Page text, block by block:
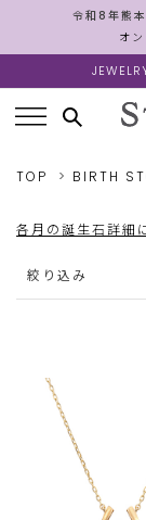
令和8年熊
オ
TOP BIRTH
各月の誕生石詳細
絞り込み